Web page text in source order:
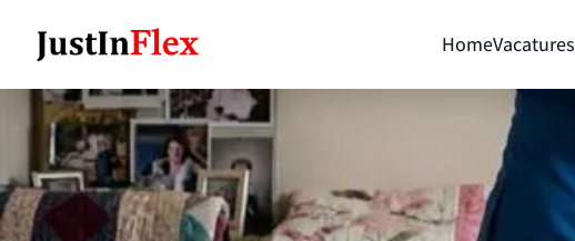
HomeVacatures